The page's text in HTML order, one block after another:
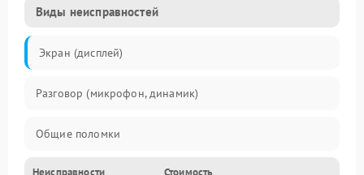
Виды неисправностей
Экран (дисплей)
Разговор (микрофон, динамик)
Общие поломки
Неисправности Стоимость